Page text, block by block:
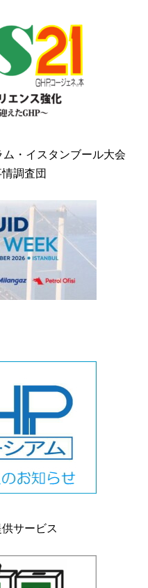
・イスタンブール大会
調査団
サービス